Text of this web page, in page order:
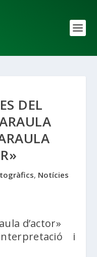
DEL
, Notícies
d’actor»
i